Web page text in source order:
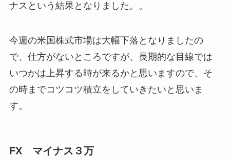
ナスという結果となりました。。
今週の米国株式市場は大幅下落となりましたの
で、仕方がないところですが、長期的な目線では
いつかは上昇する時が来るかと思いますので、そ
の時までコツコツ積立をしていきたいと思いま
す。
FX マイナス３万